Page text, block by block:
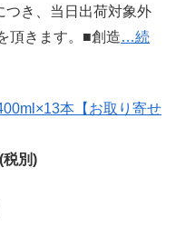
き、当日出荷対象外
頂きます。■創造…続
本【お取り寄せ
税別)